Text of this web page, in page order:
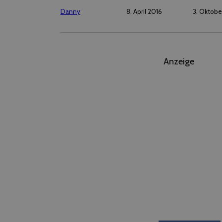
Danny 8. April 2016 3.
Anzeige